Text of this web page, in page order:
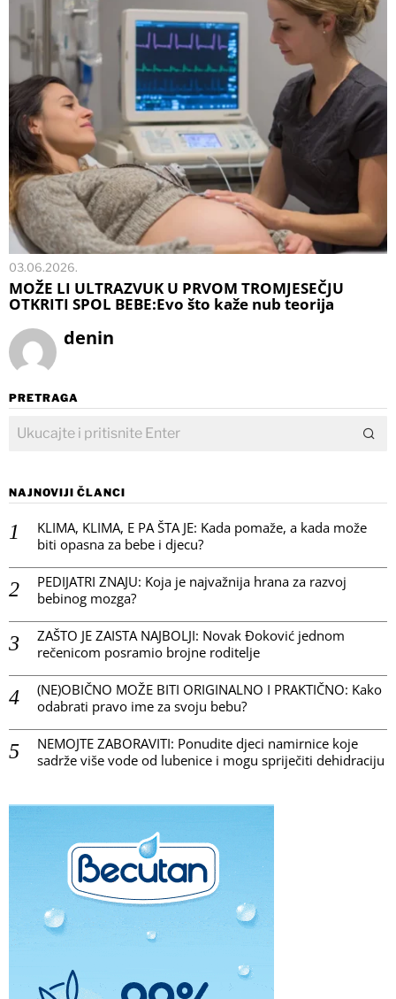
03.06.2026.
MOŽE LI ULTRAZVUK U PRVOM TROMJESEČJU
OTKRITI SPOL BEBE:Evo što kaže nub teorija
denin
PRETRAGA
NAJNOVIJI ČLANCI
KLIMA, KLIMA, E PA ŠTA JE: Kada pomaže, a kada može
biti opasna za bebe i djecu?
PEDIJATRI ZNAJU: Koja je najvažnija hrana za razvoj
bebinog mozga?
ZAŠTO JE ZAISTA NAJBOLJI: Novak Đoković jednom
rečenicom posramio brojne roditelje
(NE)OBIČNO MOŽE BITI ORIGINALNO I PRAKTIČNO: Kako
odabrati pravo ime za svoju bebu?
NEMOJTE ZABORAVITI: Ponudite djeci namirnice koje
sadrže više vode od lubenice i mogu spriječiti dehidraciju